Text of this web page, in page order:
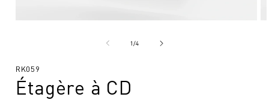
modal
1/de4
SKU
RK059
Étagère à CD